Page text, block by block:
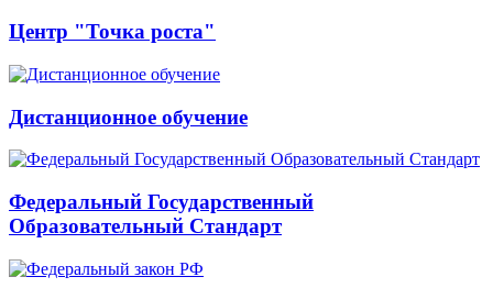
Центр "Точка роста"
Дистанционное обучение
Федеральный Государственный
Образовательный Стандарт